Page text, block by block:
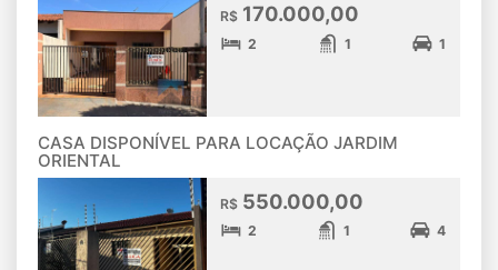
R$ 170.000,00
2 1 1
CASA DISPONÍVEL PARA LOCAÇÃO JARDIM
ORIENTAL
R$ 550.000,00
2 1 4